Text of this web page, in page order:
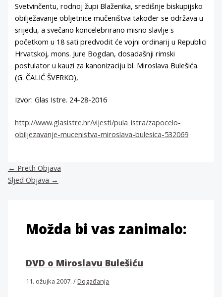
Svetvinčentu, rodnoj župi Blaženika, središnje biskupijsko
obilježavanje obljetnice mučeništva također se održava u
srijedu, a svečano koncelebrirano misno slavlje s
početkom u 18 sati predvodit će vojni ordinarij u Republici
Hrvatskoj, mons. Jure Bogdan, dosadašnji rimski
postulator u kauzi za kanonizaciju bl. Miroslava Bulešića.
(G. ČALIĆ ŠVERKO),
Izvor: Glas Istre. 24-28-2016
http://www.glasistre.hr/vijesti/pula_istra/zapocelo-
obiljezavanje-mucenistva-miroslava-bulesica-532069
← Preth Objava
Sljed Objava →
Možda bi vas zanimalo:
DVD o Miroslavu Bulešiću
11. ožujka 2007./Događanja